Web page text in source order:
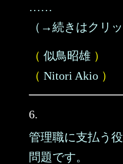
……
（→続きはクリッ
（ 似鳥昭雄 ）
（ Nitori Akio ）
6.
管理職に支払う
問題です。